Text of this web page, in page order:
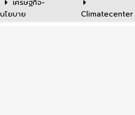
เศรษฐกิจ-
นโยบาย
Climatecenter